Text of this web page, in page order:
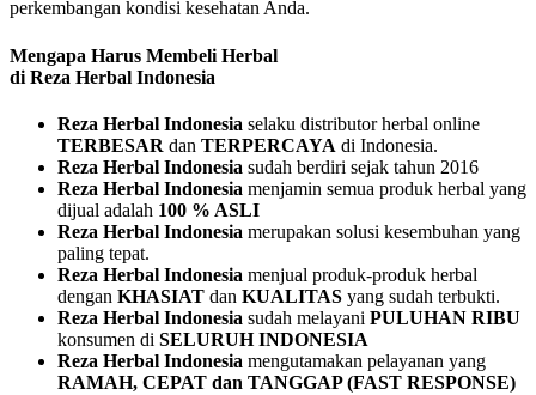
perkembangan kondisi kesehatan Anda.
Mengapa Harus Membeli Herbal
di Reza Herbal Indonesia
Reza Herbal Indonesia selaku distributor herbal online
TERBESAR dan TERPERCAYA di Indonesia.
Reza Herbal Indonesia sudah berdiri sejak tahun 2016
Reza Herbal Indonesia menjamin semua produk herbal yang
dijual adalah 100 % ASLI
Reza Herbal Indonesia merupakan solusi kesembuhan yang
paling tepat.
Reza Herbal Indonesia menjual produk-produk herbal
dengan KHASIAT dan KUALITAS yang sudah terbukti.
Reza Herbal Indonesia sudah melayani PULUHAN RIBU
konsumen di SELURUH INDONESIA
Reza Herbal Indonesia mengutamakan pelayanan yang
RAMAH, CEPAT dan TANGGAP (FAST RESPONSE)